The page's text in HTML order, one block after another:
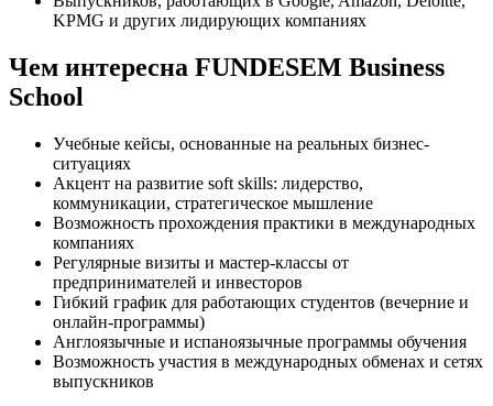
KPMG и других лидирующих компаниях
Чем интересна FUNDESEM Business
School
Учебные кейсы, основанные на реальных бизнес-
ситуациях
Акцент на развитие soft skills: лидерство,
коммуникации, стратегическое мышление
Возможность прохождения практики в международных
компаниях
Регулярные визиты и мастер-классы от
предпринимателей и инвесторов
Гибкий график для работающих студентов (вечерние и
онлайн-программы)
Англоязычные и испаноязычные программы обучения
Возможность участия в международных обменах и сетях
выпускников